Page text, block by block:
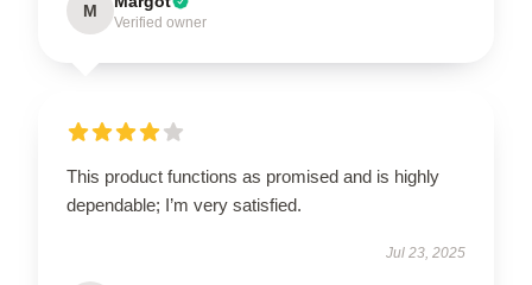
M
Verified owner
This product functions as promised and is highly
dependable; I’m very satisfied.
Jul 23, 2025